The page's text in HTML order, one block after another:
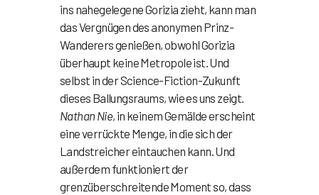
ins nahegelegene Gorizia zieht, kann man
das Vergnügen des anonymen Prinz-
Wanderers genießen, obwohl Gorizia
überhaupt keine Metropole ist. Und
selbst in der Science-Fiction-Zukunft
dieses Ballungsraums, wie es uns zeigt.
Nathan Nie, in keinem Gemälde erscheint
eine verrückte Menge, in die sich der
Landstreicher eintauchen kann. Und
außerdem funktioniert der
grenzüberschreitende Moment so, dass